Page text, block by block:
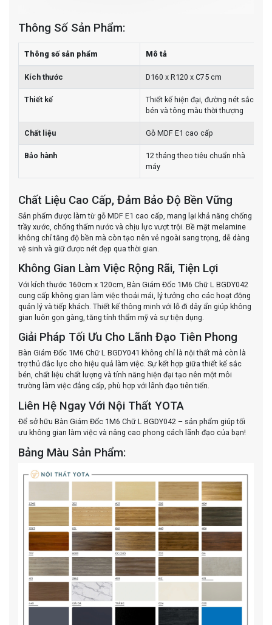
Thông Số Sản Phẩm:
Thông số sản phẩm Mô tả
Kích thước D160 x R120 x C75 cm
Thiết kế
Thiết kế hiện đại, đường nét sắc
bén và tông màu thời thượng
Chất liệu Gỗ MDF E1 cao cấp
Bảo hành
12 tháng theo tiêu chuẩn nhà
máy
Chất Liệu Cao Cấp, Đảm Bảo Độ Bền Vững
Sản phẩm được làm từ gỗ MDF E1 cao cấp, mang lại khả năng chống
trầy xước, chống thấm nước và chịu lực vượt trội. Bề mặt melamine
không chỉ tăng độ bền mà còn tạo nên vẻ ngoài sang trọng, dễ dàng
vệ sinh và giữ được nét đẹp qua thời gian.
Không Gian Làm Việc Rộng Rãi, Tiện Lợi
Với kích thước 160cm x 120cm, Bàn Giám Đốc 1M6 Chữ L BGDY042
cung cấp không gian làm việc thoải mái, lý tưởng cho các hoạt động
quản lý và tiếp khách. Thiết kế thông minh với lỗ đi dây ẩn giúp không
gian luôn gọn gàng, tăng tính thẩm mỹ và sự tiện dụng.
Giải Pháp Tối Ưu Cho Lãnh Đạo Tiên Phong
Bàn Giám Đốc 1M6 Chữ L BGDY041 không chỉ là nội thất mà còn là
trợ thủ đắc lực cho hiệu quả làm việc. Sự kết hợp giữa thiết kế sắc
bén, chất liệu chất lượng và tính năng hiện đại tạo nên một môi
trường làm việc đẳng cấp, phù hợp với lãnh đạo tiên tiến.
Liên Hệ Ngay Với Nội Thất YOTA
Để sở hữu Bàn Giám Đốc 1M6 Chữ L BGDY042 – sản phẩm giúp tối
ưu không gian làm việc và nâng cao phong cách lãnh đạo của bạn!
Bảng Màu Sản Phẩm: